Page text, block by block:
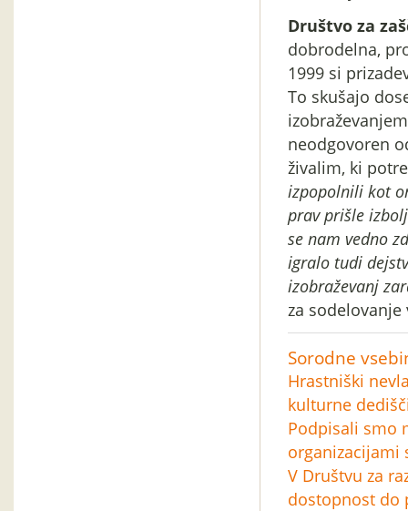
Društvo za
dobrodelna,
1999 si
To skušajo
neodgovoren
živalim, ki
izpopolnili kot
prav prišle
se nam vedno
igralo tudi
izobraževanj
za
Sorodne
Hrastniški
kulturne
Podpisali smo
organizacijami
V Društvu za
dostopnost do